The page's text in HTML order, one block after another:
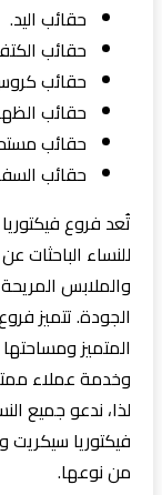
حقائب اليد.
حقائب
حقائب
حقائب
حقائب
حقائب
تُعد فروع
للنساء الباحثات
والملابس
الجودة. تتميز
المتميز
وخدمة عملاء
لذا، ندعو جميع
فيكتوريا سيكريت
من نوعها.